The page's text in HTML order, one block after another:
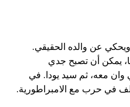
ويحكي عن والده الحقيقي.
يمكن أن تصبح جدي
وان معه، ثم سيد يودا. في
في حرب مع الامبراطورية.